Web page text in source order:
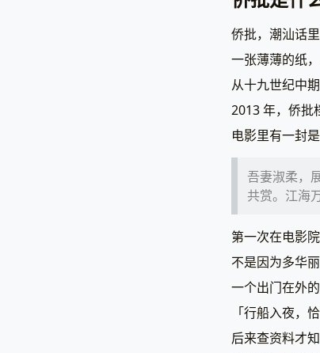
侨批，潮汕话
一张薄薄的纸
从十九世纪中
2013 年，侨批
电影里有一封是
吾妻淑柔，
共赏。江海
第一次在电影
不是因为多华
一个出门在外
「行船入夜，
后来查资料才